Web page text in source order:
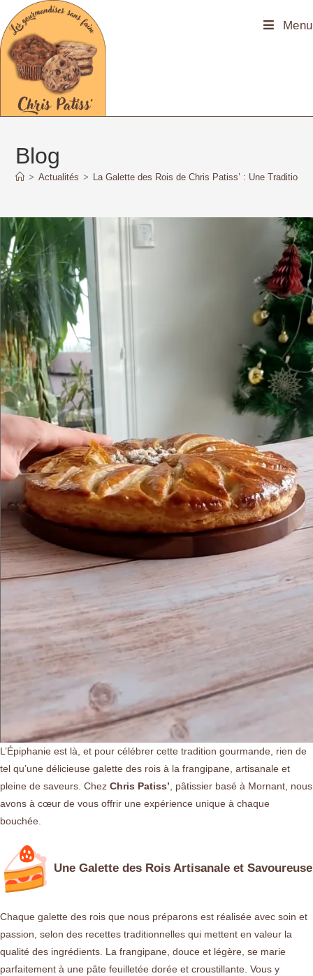
Menu
Blog
> Actualités > La Galette des Rois de Chris Patiss’ : Une Tradition
L’Épiphanie est là, et pour célébrer cette tradition gourmande, rien de
tel qu’une délicieuse galette des rois à la frangipane, artisanale et
pleine de saveurs. Chez Chris Patiss’, pâtissier basé à Mornant, nous
avons à cœur de vous offrir une expérience unique à chaque
bouchée.
Une Galette des Rois Artisanale et Savoureuse
Chaque galette des rois que nous préparons est réalisée avec soin et
passion, selon des recettes traditionnelles qui mettent en valeur la
qualité des ingrédients. La frangipane, douce et légère, se marie
parfaitement à une pâte feuilletée dorée et croustillante. Vous y